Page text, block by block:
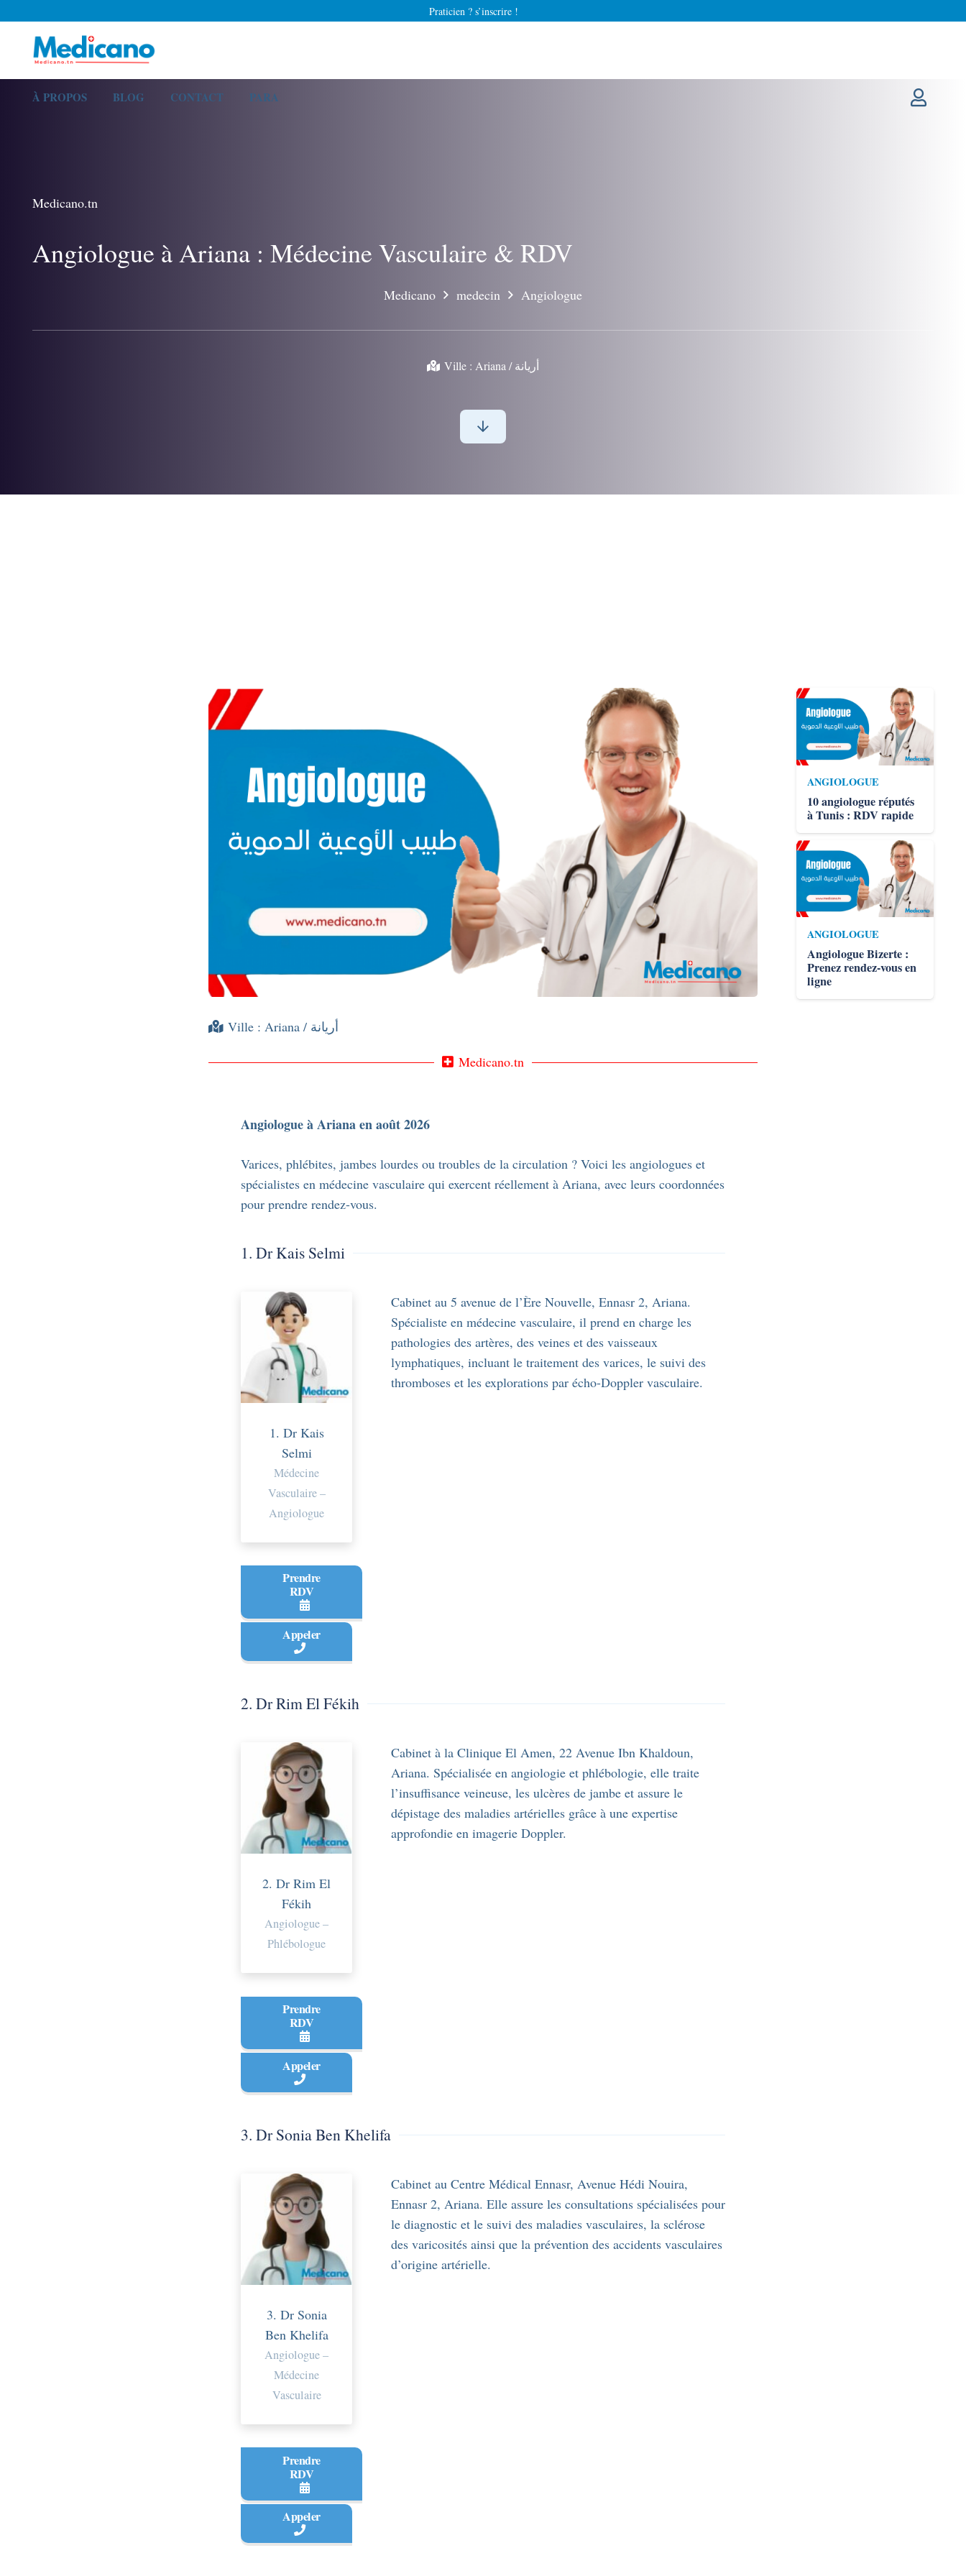
Praticien ? s’inscrire !
À PROPOS BLOG CONTACT PARA
Medicano.tn
Angiologue à Ariana : Médecine Vasculaire & RDV
Medicano medecin Angiologue
Ville : Ariana / أريانة
Ville : Ariana / أريانة
Medicano.tn
Angiologue à Ariana en août 2026
Varices, phlébites, jambes lourdes ou troubles de la circulation ? Voici les angiologues et
spécialistes en médecine vasculaire qui exercent réellement à Ariana, avec leurs coordonnées
pour prendre rendez-vous.
1. Dr Kais Selmi
1. Dr Kais
Selmi
Médecine
Vasculaire –
Angiologue
Prendre
RDV
Appeler
Cabinet au 5 avenue de l’Ère Nouvelle, Ennasr 2, Ariana.
Spécialiste en médecine vasculaire, il prend en charge les
pathologies des artères, des veines et des vaisseaux
lymphatiques, incluant le traitement des varices, le suivi des
thromboses et les explorations par écho-Doppler vasculaire.
2. Dr Rim El Fékih
2. Dr Rim El
Fékih
Angiologue –
Phlébologue
Prendre
RDV
Appeler
Cabinet à la Clinique El Amen, 22 Avenue Ibn Khaldoun,
Ariana. Spécialisée en angiologie et phlébologie, elle traite
l’insuffisance veineuse, les ulcères de jambe et assure le
dépistage des maladies artérielles grâce à une expertise
approfondie en imagerie Doppler.
3. Dr Sonia Ben Khelifa
3. Dr Sonia
Ben Khelifa
Angiologue –
Médecine
Vasculaire
Prendre
RDV
Appeler
Cabinet au Centre Médical Ennasr, Avenue Hédi Nouira,
Ennasr 2, Ariana. Elle assure les consultations spécialisées pour
le diagnostic et le suivi des maladies vasculaires, la sclérose
des varicosités ainsi que la prévention des accidents vasculaires
d’origine artérielle.
ANGIOLOGUE
10 angiologue réputés
à Tunis : RDV rapide
ANGIOLOGUE
Angiologue Bizerte :
Prenez rendez-vous en
ligne